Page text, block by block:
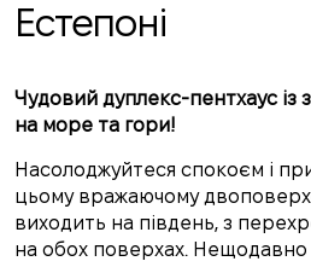
Естепоні
Чудовий дуплекс-пентхаус
на море та гори!
Насолоджуйтеся спокоєм і
цьому вражаючому
виходить на південь, з
на обох поверхах.